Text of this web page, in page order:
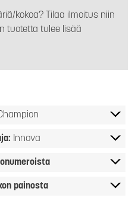
kokoa? Tilaa ilmoitus niin
tuotetta tulee lisää
Innova
painosta